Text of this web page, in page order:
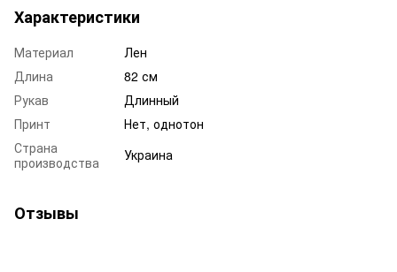
Характеристики
Материал
Лен
Длина
82 см
Рукав
Длинный
Принт
Нет, однотон
Страна
производства
Украина
Отзывы